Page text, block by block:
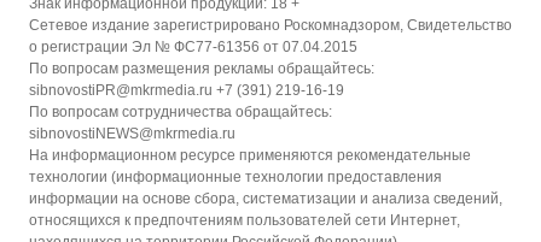
Знак информационной продукции: 18 +
Сетевое издание зарегистрировано Роскомнадзором, Свидетельство
о регистрации Эл № ФС77-61356 от 07.04.2015
По вопросам размещения рекламы обращайтесь:
sibnovostiPR@mkrmedia.ru +7 (391) 219-16-19
По вопросам сотрудничества обращайтесь:
sibnovostiNEWS@mkrmedia.ru
На информационном ресурсе применяются рекомендательные
технологии (информационные технологии предоставления
информации на основе сбора, систематизации и анализа сведений,
относящихся к предпочтениям пользователей сети Интернет,